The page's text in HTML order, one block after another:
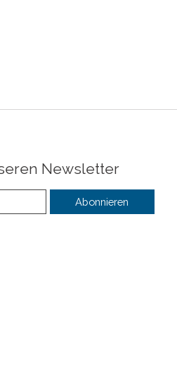
Newsletter
Abonnieren